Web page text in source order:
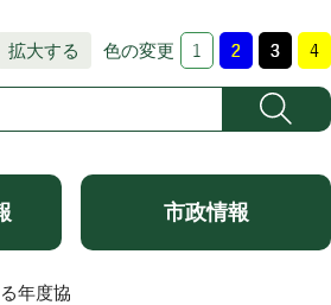
拡大する 色の変更
市政情報
年度協